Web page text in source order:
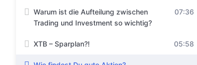
Warum ist die Aufteilung zwischen
Trading und Investment so wichtig?
07:36
XTB – Sparplan?! 05:58